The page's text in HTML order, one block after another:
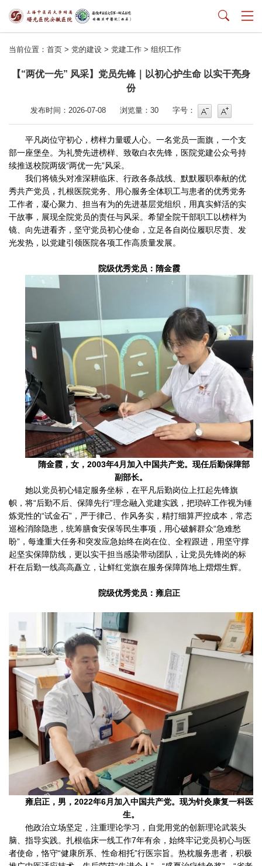
当前位置： 首页 > 党的建设 > 党建工作 > 组织工作
【“两优一先” 风采】党员先锋｜以初心护生命 以实干亮身
份
发布时间：2026-07-08 浏览量： 30 字号：
字号字号增大
平凡岗位守初心，榜样力量暖人心。一名党员一面旗，一个支
部一座堡垒。为礼赞先进榜样、致敬白衣先锋，医院党建公众号持
续推送校院两级“两优一先”风采。
我们将镜头对准深耕临床、行政各条战线、默默履职奉献的优
秀共产党员，扎根医院党务、用心服务全体职工与患者的优秀党务
工作者，凝心聚力、担当有为的先进基层党组织，用真实鲜活的实
干故事，展现全院党员的责任与风采。希望全院干部职工以榜样为
镜、向先进看齐，坚守党员初心使命，立足各自岗位履职尽责、发
光发热，以党建引领医院各项工作高质量发展。
院级优秀党员：隋金霞
隋金霞，女，2003年4月加入中国共产党。现任后勤保障部
副部长。
她以党员初心锚定服务坐标，在平凡后勤岗位上扛起先锋旗
帜，将“后勤不后、保障先行”理念融入党建实践，把琐碎工作视为锤
炼党性的“试金石”，严于律己、作风务实，精打细算严控成本，常态
巡检消除隐患，统筹膳食安保等民生事项，用心破解群众“急难愁
盼”，每逢重大任务和突发应急始终在岗在位、全程跟进，用坚守撑
起坚实保障防线，更以实干担当感染带动团队，让党员先锋岗的标
杆在后勤一线高高矗立，让鲜红党旗在服务保障阵地上熠熠生辉。
院级优秀党员：雍启正
雍启正，男，2022年6月加入中国共产党。现为针灸康复一科医
生。
他政治立场坚定，注重理论学习，自觉用党的创新理论武装头
脑、指导实践。扎根临床一线工作7年有余，始终牢记党员初心与医
者使命，恪守“健康所系、性命相托”行医宗旨。热枕服务患者，积极